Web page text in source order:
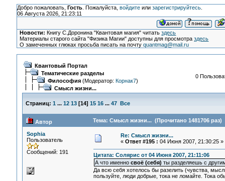
Добро пожаловать, Гость. Пожалуйста, войдитеили зарегистрируйтесь.
06 Августа 2026, 21:23:11
Новости: Книгу С.Доронина "Квантовая магия" читатьздесь
Материалы старого сайта "Физика Магии" доступны для просмотраздесь
О замеченных глюках просьба писать на почтуquantmag@mail.ru
Квантовый Портал
Тематические разделы
Философия(Модератор: Корнак7)
Смысл жизни...
0
Страниц: 1 ... 12 13[14] 15 16 ... 47 Все
Автор Тема: Смысл жизни... (Прочитано 1481706 раз)
Sophia
Пользователь
Сообщений: 191
Re: Смысл жизни...
« Ответ #195 : 04 Июня 2007, 21:30:25 »
Цитата: Солярис от 04 Июня 2007, 21:11:06
А что именно своё (себя) ты разделяешь с
Да всю себя хотелось бы разелить (чувства,
пользуйте, люди добрые, тока не ломайте. Тока